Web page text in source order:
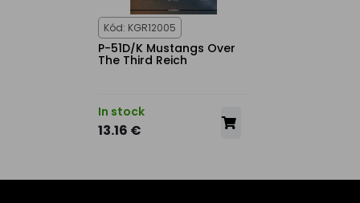
Kód: KGR12005
P-51D/K Mustangs Over
The Third Reich
In stock
13.16 €